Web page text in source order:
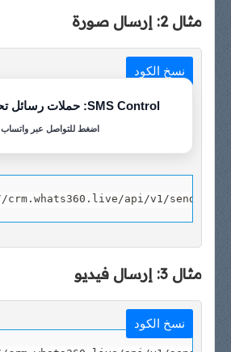
مثال 2: إرسال صورة
نسخ الكود
SMS Control: حملات رسائل تحقق مبيعات
اضغط للتواصل عبر واتساب
مثال 3: إرسال فيديو
نسخ الكود